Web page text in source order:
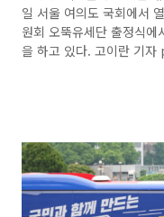
일 서울 여의도 국회에서
원회 오뚝유세단 출정식
을 하고 있다. 고이란 기